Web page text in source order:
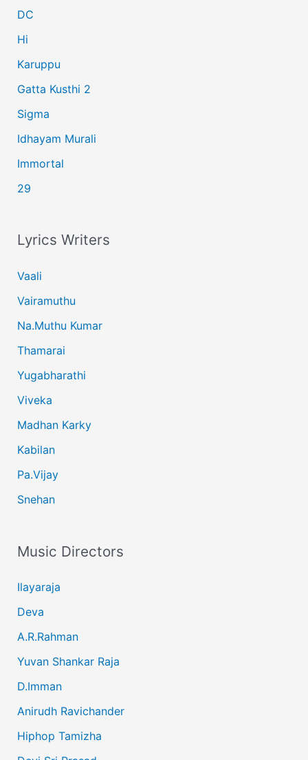
r
:
DC
Hi
Karuppu
Gatta Kusthi 2
Sigma
Idhayam Murali
Immortal
29
Lyrics Writers
Vaali
Vairamuthu
Na.Muthu Kumar
Thamarai
Yugabharathi
Viveka
Madhan Karky
Kabilan
Pa.Vijay
Snehan
Music Directors
Ilayaraja
Deva
A.R.Rahman
Yuvan Shankar Raja
D.Imman
Anirudh Ravichander
Hiphop Tamizha